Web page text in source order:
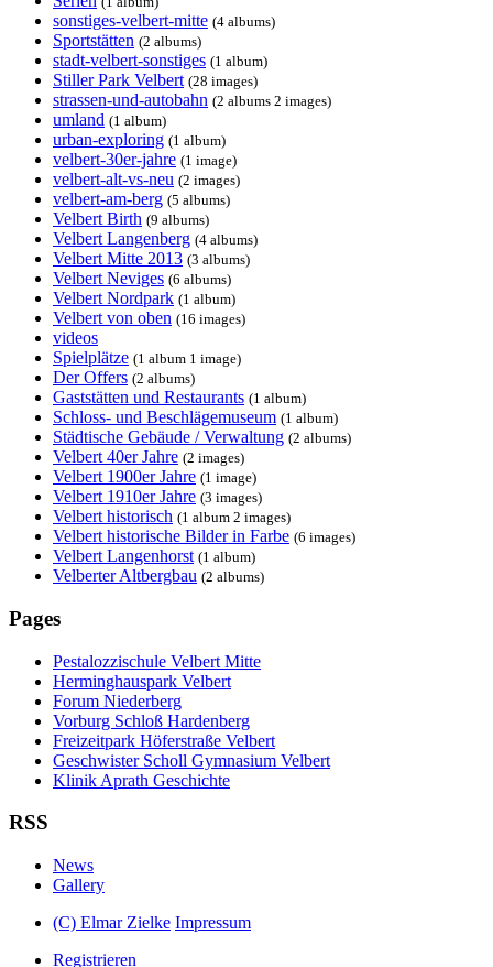
sonstiges-velbert-mitte (4 albums)
Sportstätten (2 albums)
stadt-velbert-sonstiges (1 album)
Stiller Park Velbert (28 images)
strassen-und-autobahn (2 albums 2 images)
umland (1 album)
urban-exploring (1 album)
velbert-30er-jahre (1 image)
velbert-alt-vs-neu (2 images)
velbert-am-berg (5 albums)
Velbert Birth (9 albums)
Velbert Langenberg (4 albums)
Velbert Mitte 2013 (3 albums)
Velbert Neviges (6 albums)
Velbert Nordpark (1 album)
Velbert von oben (16 images)
videos
Spielplätze (1 album 1 image)
Der Offers (2 albums)
Gaststätten und Restaurants (1 album)
Schloss- und Beschlägemuseum (1 album)
Städtische Gebäude / Verwaltung (2 albums)
Velbert 40er Jahre (2 images)
Velbert 1900er Jahre (1 image)
Velbert 1910er Jahre (3 images)
Velbert historisch (1 album 2 images)
Velbert historische Bilder in Farbe (6 images)
Velbert Langenhorst (1 album)
Velberter Altbergbau (2 albums)
Pages
Pestalozzischule Velbert Mitte
Herminghauspark Velbert
Forum Niederberg
Vorburg Schloß Hardenberg
Freizeitpark Höferstraße Velbert
Geschwister Scholl Gymnasium Velbert
Klinik Aprath Geschichte
RSS
News
Gallery
(C) Elmar Zielke Impressum
Registrieren